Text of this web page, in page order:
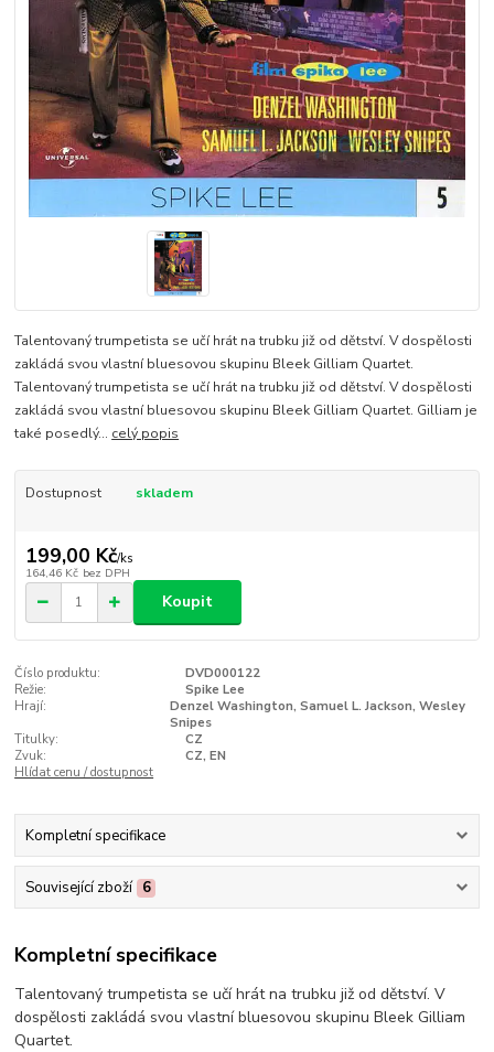
Talentovaný trumpetista se učí hrát na trubku již od dětství. V dospělosti
zakládá svou vlastní bluesovou skupinu Bleek Gilliam Quartet.
Talentovaný trumpetista se učí hrát na trubku již od dětství. V dospělosti
zakládá svou vlastní bluesovou skupinu Bleek Gilliam Quartet. Gilliam je
také posedlý... celý popis
Dostupnost skladem
199,00 Kč/ks
164,46 Kč bez DPH
Koupit
Číslo produktu:
DVD000122
Režie:
Spike Lee
Hrají:
Denzel Washington, Samuel L. Jackson, Wesley
Snipes
Titulky:
CZ
Zvuk:
CZ, EN
Hlídat cenu / dostupnost
Kompletní specifikace
Související zboží 6
Kompletní specifikace
Talentovaný trumpetista se učí hrát na trubku již od dětství. V
dospělosti zakládá svou vlastní bluesovou skupinu Bleek Gilliam
Quartet.